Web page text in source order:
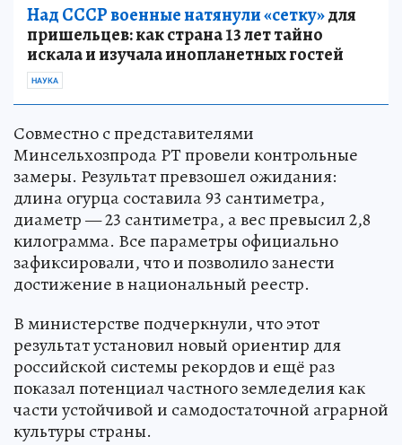
Над СССР военные натянули «сетку»для
пришельцев: как страна 13 лет тайно
искала и изучала инопланетных гостей
НАУКА
Совместно с представителями
Минсельхозпрода РТ провели контрольные
замеры. Результат превзошел ожидания:
длина огурца составила 93 сантиметра,
диаметр — 23 сантиметра, а вес превысил 2,8
килограмма. Все параметры официально
зафиксировали, что и позволило занести
достижение в национальный реестр.
В министерстве подчеркнули, что этот
результат установил новый ориентир для
российской системы рекордов и ещё раз
показал потенциал частного земледелия как
части устойчивой и самодостаточной аграрной
культуры страны.